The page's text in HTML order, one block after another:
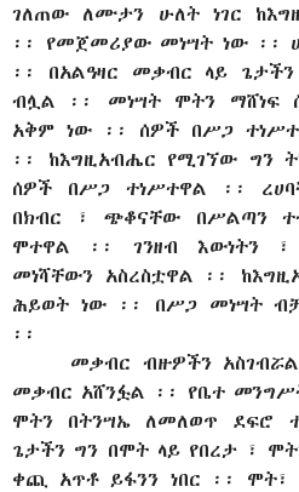
ገለጠው ለሙታን ሁለት ነገር
፡፡ የመጀመሪያው መነሣት ነው ፡፡
፡፡ በአልዓዛር መቃብር ላይ
ብሏል ፡፡ መነሣት ሞትን ማሸነፍ
አቅም ነው ፡፡ ሰዎች በሥጋ
፡፡ ከእግዚአብሔር የሚገኘው ግን
ሰዎች በሥጋ ተነሥተዋል ፡፡
በክብር ፣ ጭቆናቸው በሥልጣን
ሞተዋል ፡፡ ገንዘብ እውነትን
መነሻቸውን አስረስቷዋል ፡፡
ሕይወት ነው ፡፡ በሥጋ መነሣት
፡፡
መቃብር ብዙዎችን
መቃብር አሸንፏል ፡፡ የቤተ
ሞትን በትንሣኤ ለመለወጥ ደፍሮ
ጌታችን ግን በሞት ላይ የበረታ ፣
ቀጪ አጥቶ ይፋንን ነበር ፡፡ ሞት፣